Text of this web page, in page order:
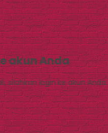
akun Anda
silahkan login ke akun Anda.